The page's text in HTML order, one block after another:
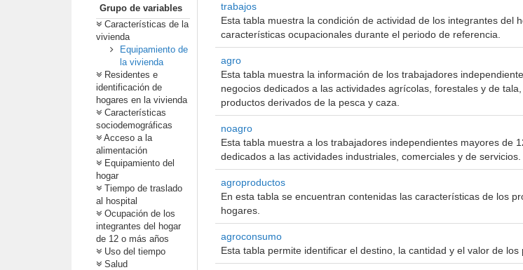
Grupo de variables
Características de la
vivienda
Equipamiento de
la vivienda
Residentes e
identificación de
hogares en la vivienda
Características
sociodemográficas
Acceso a la
alimentación
Equipamiento del
hogar
Tiempo de traslado
al hospital
Ocupación de los
integrantes del hogar
de 12 o más años
Uso del tiempo
Salud
trabajos
Esta tabla muestra la condición de actividad de los integrantes del
características ocupacionales durante el periodo de referencia.
agro
Esta tabla muestra la información de los trabajadores
negocios dedicados a las actividades agrícolas, forestales y de
productos derivados de la pesca y caza.
noagro
Esta tabla muestra a los trabajadores independientes mayores de
dedicados a las actividades industriales, comerciales y de servicios.
agroproductos
En esta tabla se encuentran contenidas las características de los
hogares.
agroconsumo
Esta tabla permite identificar el destino, la cantidad y el valor de los